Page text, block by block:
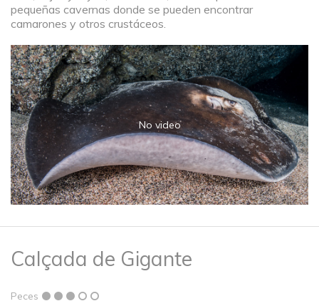
pequeñas cavernas donde se pueden encontrar
camarones y otros crustáceos.
No video
Calçada de Gigante
Peces